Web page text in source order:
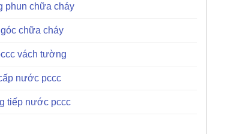
phun chữa cháy
chữa cháy
vách tường
nước pccc
tiếp nước pccc